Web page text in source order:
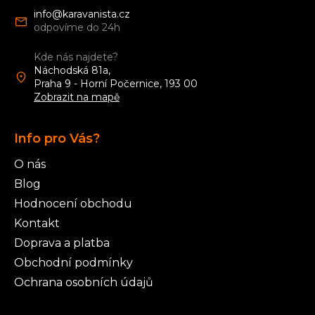
info@karavanista.cz
Kde nás najdete?
Náchodská 81a,
Praha 9 - Horní Počernice, 193 00
Zobrazit na mapě
Info pro Vás?
O nás
Blog
Hodnocení obchodu
Kontakt
Doprava a platba
Obchodní podmínky
Ochrana osobních údajů